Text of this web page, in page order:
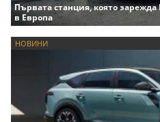
Първата станция, която
в Европа
НОВИНИ